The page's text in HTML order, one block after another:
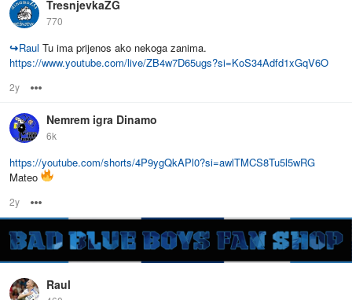
TresnjevkaZG
770
↪Raul Tu ima prijenos ako nekoga zanima.
https://www.youtube.com/live/ZB4w7D65ugs?si=KoS34Adfd1xGqV6O
2y
Nemrem igra Dinamo
6k
https://youtube.com/shorts/4P9ygQkAPl0?si=awlTMCS8Tu5l5wRG
Mateo
2y
Raul